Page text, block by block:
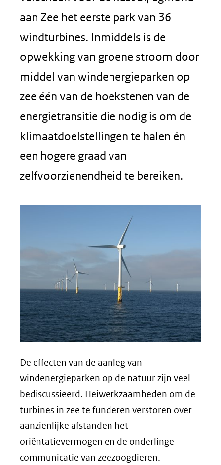
aan Zee het eerste park van 36
windturbines. Inmiddels is de
opwekking van groene stroom door
middel van windenergieparken op
zee één van de hoekstenen van de
energietransitie die nodig is om de
klimaatdoelstellingen te halen én
een hogere graad van
zelfvoorzienendheid te bereiken.
De effecten van de aanleg van
windenergieparken op de natuur zijn veel
bediscussieerd. Heiwerkzaamheden om de
turbines in zee te funderen verstoren over
aanzienlijke afstanden het
oriëntatievermogen en de onderlinge
communicatie van zeezoogdieren.